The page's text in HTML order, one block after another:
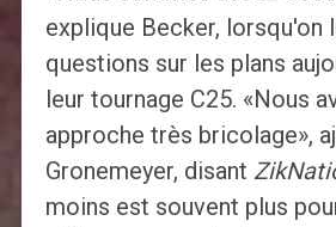
explique Becker, lorsqu'on
questions sur les plans
leur tournage C25. «Nous
approche très bricolage»,
Gronemeyer, disant
moins est souvent plus